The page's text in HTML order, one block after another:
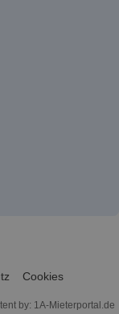
Cookies
by: 1A-Mieterportal.de